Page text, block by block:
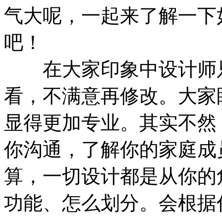
气大呢，一起来了解一
吧！
在大家印象中设计师
看，不满意再修改。大
显得更加专业。其实不
你沟通，了解你的家庭
算，一切设计都是从你
功能、怎么划分。会根